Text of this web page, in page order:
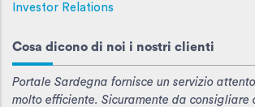
Investor Relations
Cosa dicono di noi i nostri clienti
Portale Sardegna fornisce un servizio
molto efficiente. Sicuramente da consigliare